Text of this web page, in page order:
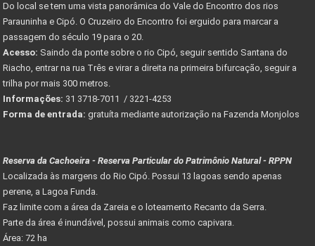
Do local se tem uma vista panorâmica do Vale do Encontro dos rios
Parauninha e Cipó. O Cruzeiro do Encontro foi erguido para marcar a
passagem do século 19 para o 20.
Acesso: Saindo da ponte sobre o rio Cipó, seguir sentido Santana do
Riacho, entrar na rua Três e virar a direita na primeira bifurcação, seguir a
trilha por mais 300 metros.
Informações: 31 3718-7011 / 3221-4253
Forma de entrada: gratuíta mediante autorização na Fazenda Monjolos
Reserva da Cachoeira - Reserva Particular do Patrimônio Natural - RPPN
Localizada às margens do Rio Cipó. Possui 13 lagoas sendo apenas
perene, a Lagoa Funda.
Faz limite com a área da Zareia e o loteamento Recanto da Serra.
Parte da área é inundável, possui animais como capivara.
Área: 72 ha